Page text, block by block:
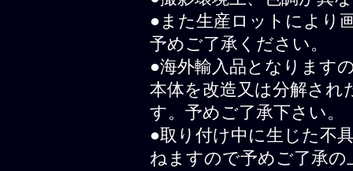
●また生産ロットにより
予めご了承ください。
●海外輸入品となります
本体を改造又は分解され
す。予めご了承下さい。
●取り付け中に生じた不
ねますので予めご了承